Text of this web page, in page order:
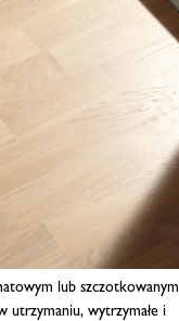
lub szczotkowanym
utrzymaniu, wytrzymałe i